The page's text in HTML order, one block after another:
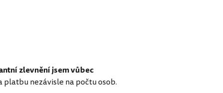
zlevnění jsem vůbec
nezávisle na počtu osob.